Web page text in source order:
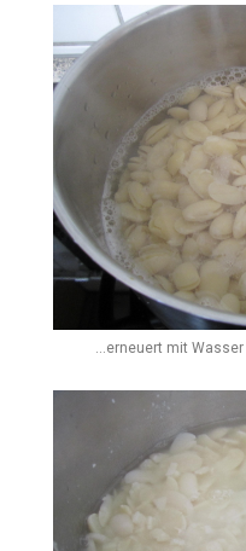
...erneuert mit